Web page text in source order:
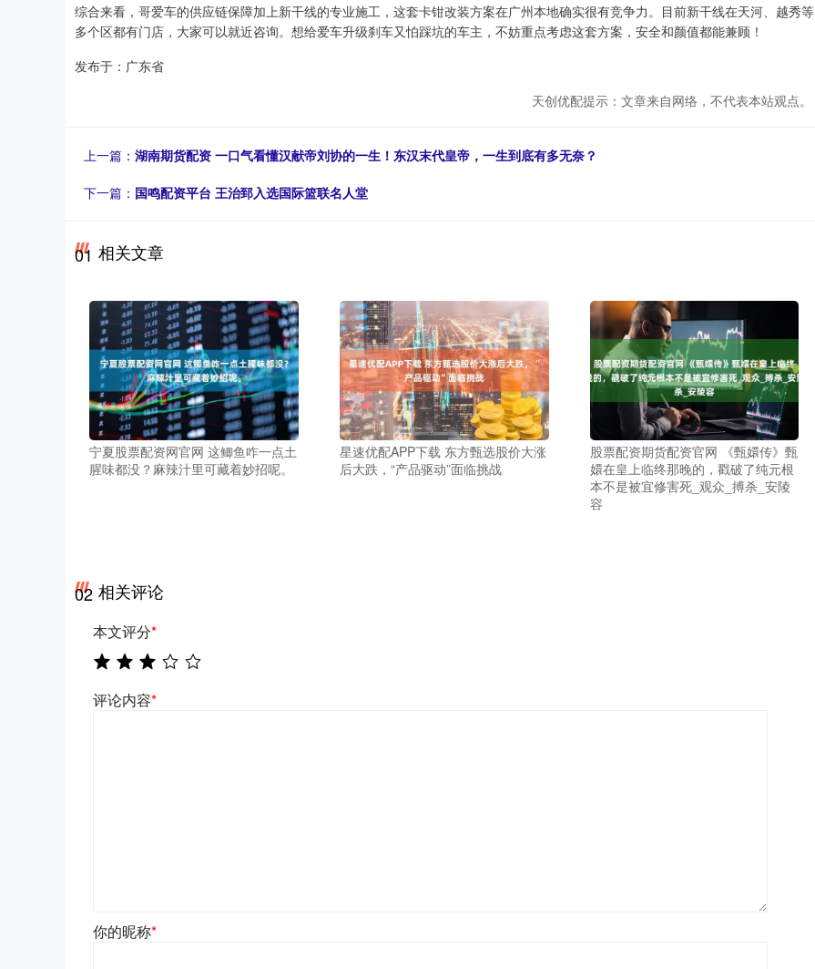
综合来看，哥爱车的供应链保障加上新干线的专业施工，这套卡钳改装方案在广州本地确实很有竞争力。目前新干线在天河、越秀等
多个区都有门店，大家可以就近咨询。想给爱车升级刹车又怕踩坑的车主，不妨重点考虑这套方案，安全和颜值都能兼顾！
发布于：广东省
天创优配提示：文章来自网络，不代表本站观点。
上一篇： 湖南期货配资 一口气看懂汉献帝刘协的一生！东汉末代皇帝，一生到底有多无奈？
下一篇： 国鸣配资平台 王治郅入选国际篮联名人堂
01 相关文章
宁夏股票配资网官网 这鲫鱼咋一点土
腥味都没？麻辣汁里可藏着妙招呢。
星速优配APP下载 东方甄选股价大涨
后大跌，“产品驱动”面临挑战
股票配资期货配资官网 《甄嬛传》甄
嬛在皇上临终那晚的，戳破了纯元根
本不是被宜修害死_观众_搏杀_安陵
容
02 相关评论
本文评分*
评论内容*
你的昵称*